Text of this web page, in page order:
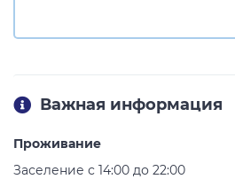
Важная информация
Проживание
Заселение с 14:00 до 22:00